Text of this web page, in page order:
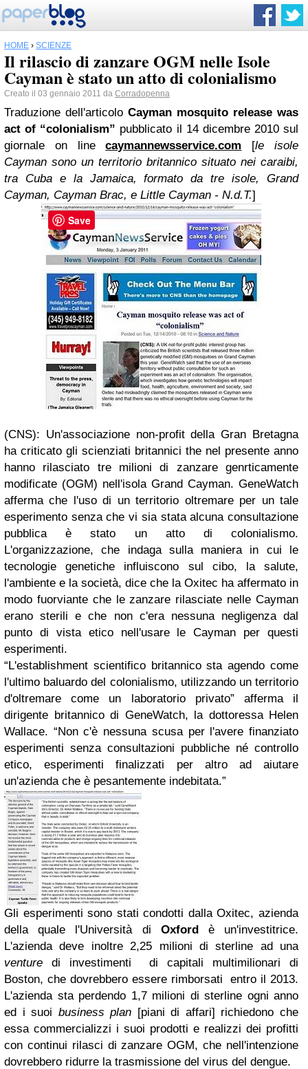
HOME › SCIENZE
Il rilascio di zanzare OGM nelle Isole
Cayman è stato un atto di colonialismo
Creato il 03 gennaio 2011 da Corradopenna
Traduzione dell'articolo Cayman mosquito release was
act of “colonialism” pubblicato il 14 dicembre 2010 sul
giornale on linecaymannewsservice.com [le isole
Cayman sono un territorio britannico situato nei caraibi,
tra Cuba e la Jamaica, formato da tre isole, Grand
Cayman, Cayman Brac, e Little Cayman - N.d.T.]
(CNS): Un'associazione non-profit della Gran Bretagna
ha criticato gli scienziati britannici the nel presente anno
hanno rilasciato tre milioni di zanzare genrticamente
modificate (OGM) nell'isola Grand Cayman. GeneWatch
afferma che l'uso di un territorio oltremare per un tale
esperimento senza che vi sia stata alcuna consultazione
pubblica è stato un atto di colonialismo.
L'organizzazione, che indaga sulla maniera in cui le
tecnologie genetiche influiscono sul cibo, la salute,
l'ambiente e la società, dice che la Oxitec ha affermato in
modo fuorviante che le zanzare rilasciate nelle Cayman
erano sterili e che non c'era nessuna negligenza dal
punto di vista etico nell'usare le Cayman per questi
esperimenti.
“L'establishment scientifico britannico sta agendo come
l'ultimo baluardo del colonialismo, utilizzando un territorio
d'oltremare come un laboratorio privato” afferma il
dirigente britannico di GeneWatch, la dottoressa Helen
Wallace. “Non c'è nessuna scusa per l'avere finanziato
esperimenti senza consultazioni pubbliche né controllo
etico, esperimenti finalizzati per altro ad aiutare
un'azienda che è pesantemente indebitata.”
Gli esperimenti sono stati condotti dalla Oxitec, azienda
della quale l'Università di Oxfordè un'investitrice.
L'azienda deve inoltre 2,25 milioni di sterline ad una
venture di investimenti di capitali multimilionari di
Boston, che dovrebbero essere rimborsati entro il 2013.
L'azienda sta perdendo 1,7 milioni di sterline ogni anno
ed i suoi business plan [piani di affari] richiedono che
essa commercializzi i suoi prodotti e realizzi dei profitti
con continui rilasci di zanzare OGM, che nell'intenzione
dovrebbero ridurre la trasmissione del virus del dengue.
Save